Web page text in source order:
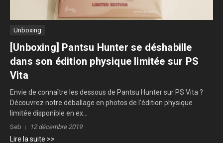
Unboxing
[Unboxing] Pantsu Hunter se déshabille
dans son édition physique limitée sur PS
Vita
Envie de connaître les dessous de Pantsu Hunter sur PS Vita ?
Découvrez notre déballage en photos de l’édition physique
limitée disponible en ex...
Seb 12 décembre 2019
Lire la suite >>